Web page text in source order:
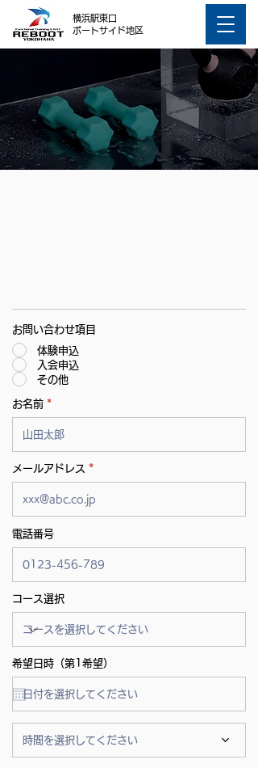
横浜駅東口
ポートサイド地区
CONTACT
お問い合わせ項目
体験申込
入会申込
その他
お名前
メールアドレス
電話番号
コース選択
希望日時（第1希望）
時間を選択してください